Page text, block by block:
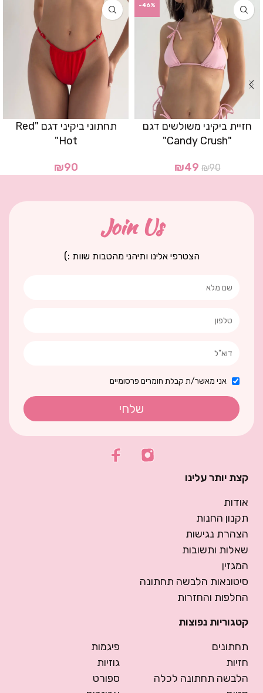
-46%
חזיית ביקיני משולשים דגם
"Candy Crush"
₪90
₪49
תחתוני ביקיני דגם "Red
Hot"
₪90
Join Us
הצטרפי אלינו ותיהני מהטבות שוות :)
אני מאשר/ת קבלת חומרים פרסומיים
שלחי
קצת יותר עלינו
אודות
תקנון החנות
הצהרת נגישות
שאלות ותשובות
המגזין
סיטונאות הלבשה תחתונה
החלפות והחזרות
קטגוריות נפוצות
תחתונים
חזיות
הלבשה תחתונה לכלה
פיגמות
גוזיות
ספורט